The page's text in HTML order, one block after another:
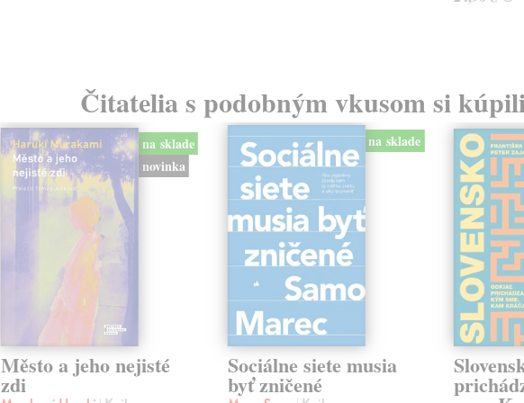
Čitatelia s podobným vkusom si
na sklade
novinka
Město a jeho nejisté
zdi
na sklade
Sociálne siete musia
byť zničené